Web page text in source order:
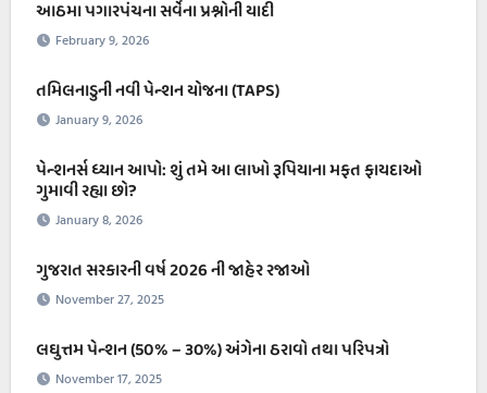
આઠમા પગારપંચના સર્વેના પ્રશ્નોની યાદી
February 9, 2026
તમિલનાડુની નવી પેન્શન યોજના (TAPS)
January 9, 2026
પેન્શનર્સ ધ્યાન આપો: શું તમે આ લાખો રૂપિયાના મફત ફાયદાઓ
ગુમાવી રહ્યા છો?
January 8, 2026
ગુજરાત સરકારની વર્ષ 2026 ની જાહેર રજાઓ
November 27, 2025
લઘુત્તમ પેન્શન (50% – ૩૦%) અંગેના ઠરાવો તથા પરિપત્રો
November 17, 2025